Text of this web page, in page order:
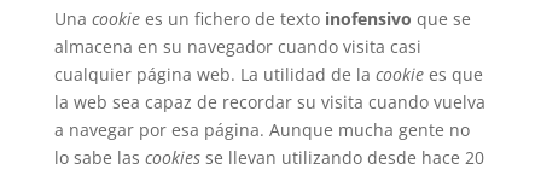
Una cookiees un fichero de texto inofensivo que se
almacena en su navegador cuando visita casi
cualquier página web. La utilidad de la cookiees que
la web sea capaz de recordar su visita cuando vuelva
a navegar por esa página. Aunque mucha gente no
lo sabe las cookiesse llevan utilizando desde hace 20